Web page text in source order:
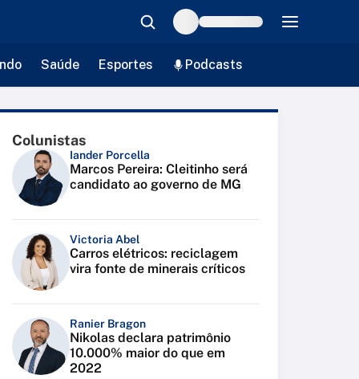
Saúde Esportes Podcasts
Colunistas
Iander Porcella
Marcos Pereira: Cleitinho será
candidato ao governo de MG
Victoria Abel
Carros elétricos: reciclagem
vira fonte de minerais críticos
Ranier Bragon
Nikolas declara patrimônio
10.000% maior do que em
2022